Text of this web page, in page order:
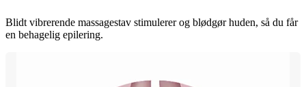
Blidt vibrerende massagestav stimulerer og blødgør huden, så du får
en behagelig epilering.